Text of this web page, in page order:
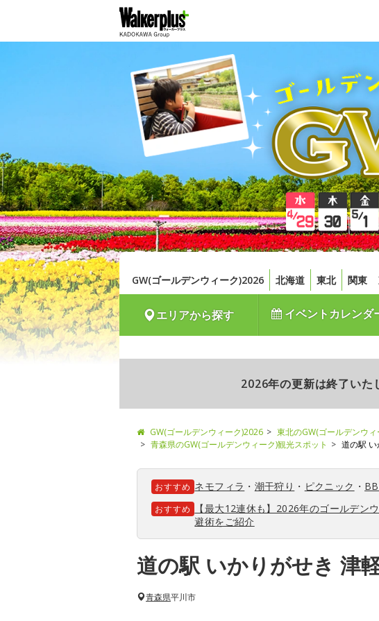
GW(ゴールデンウィーク)2026 北海道 東北 関東
エリアから探す イベントカレンダ
2026年の更新は終了いた
GW(ゴールデンウィーク)2026 東北のGW(ゴールデンウ
青森県のGW(ゴールデンウィーク)観光スポット
道の駅
おすすめ ネモフィラ ・ 潮干狩り ・ ピクニック ・
おすすめ
【最大12連休も】2026年のゴールデン
避術をご紹介
道の駅 いかりがせき 津
青森県平川市